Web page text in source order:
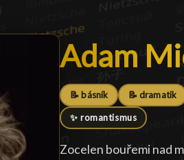
Adam
Adam
📝 básník 📝 dramatik
✨ romantismus
Zocelen bouřemi nad